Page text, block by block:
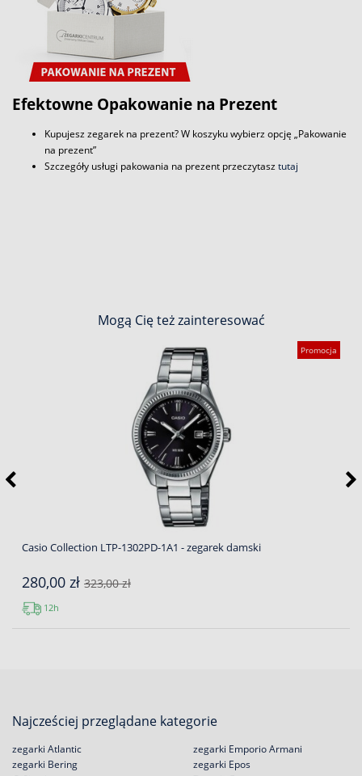
Efektowne Opakowanie na Prezent
Kupujesz zegarek na prezent? W koszyku wybierz opcję „Pakowanie
na prezent”
Szczegóły usługi pakowania na prezent przeczytasztutaj
Mogą Cię też zainteresować
Promocja
Casio Collection LTP-1302PD-1A1 - zegarek damski
280,00 zł 323,00 zł
12h
Najcześciej przeglądane kategorie
zegarki Atlantic
zegarki Bering
zegarki Emporio Armani
zegarki Epos